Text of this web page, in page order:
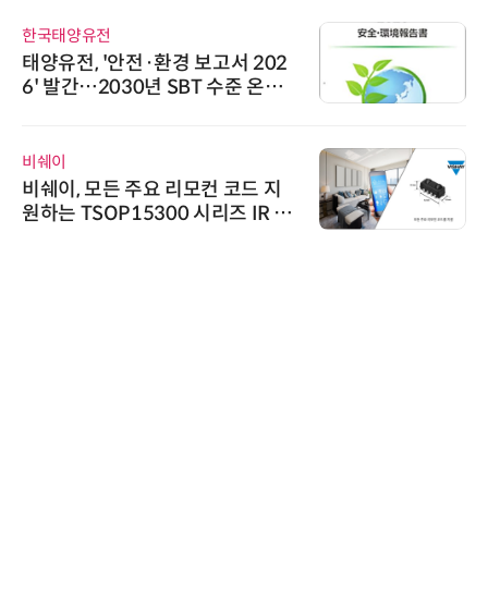
한국태양유전
태양유전, '안전·환경 보고서 202
6' 발간…2030년 SBT 수준 온실
비쉐이
비쉐이, 모든 주요 리모컨 코드 지
원하는 TSOP15300 시리즈 IR 수